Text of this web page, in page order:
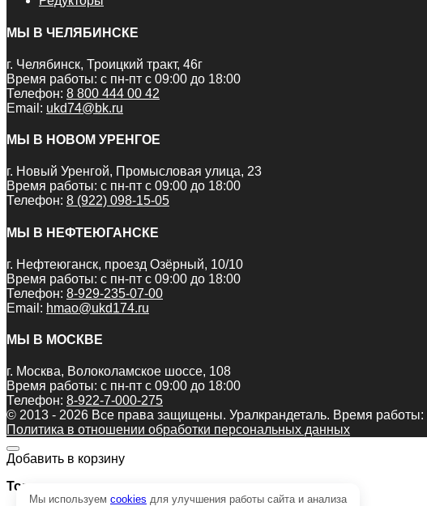
МЫ В ЧЕЛЯБИНСКЕ
г. Челябинск, Троицкий тракт, 46г
Время работы: с пн-пт с 09:00 до 18:00
Телефон: 8 800 444 00 42
Email: ukd74@bk.ru
МЫ В НОВОМ УРЕНГОЕ
г. Новый Уренгой, Промысловая улица, 23
Время работы: с пн-пт с 09:00 до 18:00
Телефон: 8 (922) 098-15-05
МЫ В НЕФТЕЮГАНСКЕ
г. Нефтеюганск, проезд Озёрный, 10/10
Время работы: с пн-пт с 09:00 до 18:00
Телефон: 8-929-235-07-00
Email: hmao@ukd174.ru
МЫ В МОСКВЕ
г. Москва, Волоколамское шоссе, 108
Время работы: с пн-пт с 09:00 до 18:00
Телефон: 8-922-7-000-275
© 2013 - 2026 Все права защищены. Уралкрандеталь. Время
Политика в отношении обработки персональных данных
Добавить в корзину
Товар:
Мы используем cookies для улучшения работы сайта и анализа